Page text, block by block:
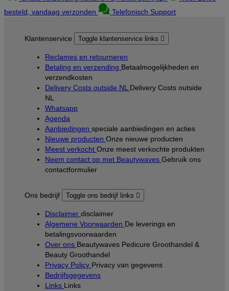
besteld, vandaag verzonden
Telefonisch Support
Klantenservice Toggle klantenservice links 
Reclames en retourneren
Betaling en verzending Betaalmogelijkheden en
verzendkosten
Delivery Costs outside NL Delivery Costs outside
NL
Whatsapp
Agenda
Aanbiedingen speciale aanbiedingen en acties
Nieuwe producten Onze nieuwe producten
Meest verkocht Onze meest verkochte produkten
Neem contact op met Beautywaves Gebruik ons
contactformulier
Ons bedrijf Toggle ons bedrijf links 
Disclaimer disclaimer
Algemene Voorwaarden De leverings en
betalingsvoorwaarden
Over ons Beautywaves Pedicure Groothandel &
Beauty Groothandel
Privacy Policy Privacy van gegevens
Bedrijfsgegevens
Links Links